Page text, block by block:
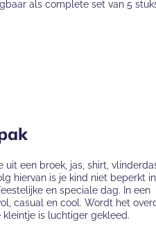
als complete set van 5
uit een broek, jas, shirt,
hiervan is je kind niet beperkt in
en speciale dag. In een
casual en cool. Wordt het
is luchtiger gekleed.